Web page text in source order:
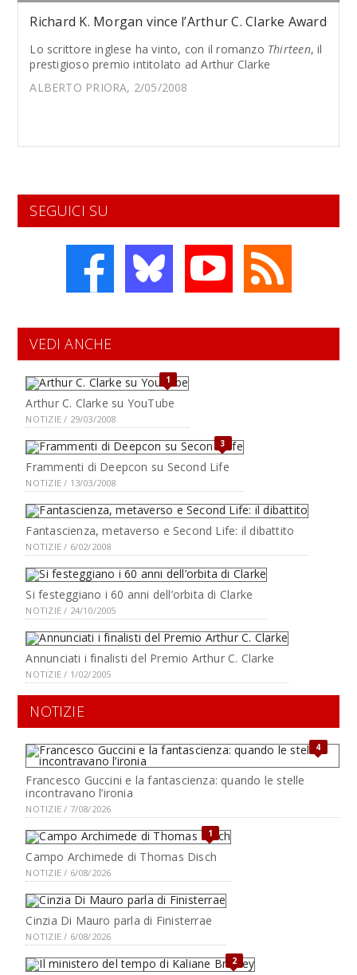
Richard K. Morgan vince l’Arthur C. Clarke Award
Lo scrittore inglese ha vinto, con il romanzo Thirteen, il
prestigioso premio intitolato ad Arthur Clarke
ALBERTO PRIORA, 2/05/2008
SEGUICI SU
VEDI ANCHE
1
Arthur C. Clarke su YouTube
NOTIZIE / 29/03/2008
3
Frammenti di Deepcon su Second Life
NOTIZIE / 13/03/2008
Fantascienza, metaverso e Second Life: il dibattito
NOTIZIE / 6/02/2008
Si festeggiano i 60 anni dell’orbita di Clarke
NOTIZIE / 24/10/2005
Annunciati i finalisti del Premio Arthur C. Clarke
NOTIZIE / 1/02/2005
NOTIZIE
4
Francesco Guccini e la fantascienza: quando le stelle
incontravano l’ironia
NOTIZIE / 7/08/2026
1
Campo Archimede di Thomas Disch
NOTIZIE / 6/08/2026
Cinzia Di Mauro parla di Finisterrae
NOTIZIE / 6/08/2026
2